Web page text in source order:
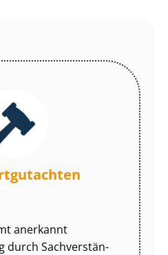
anerkannt
durch Sach­ver­stän­